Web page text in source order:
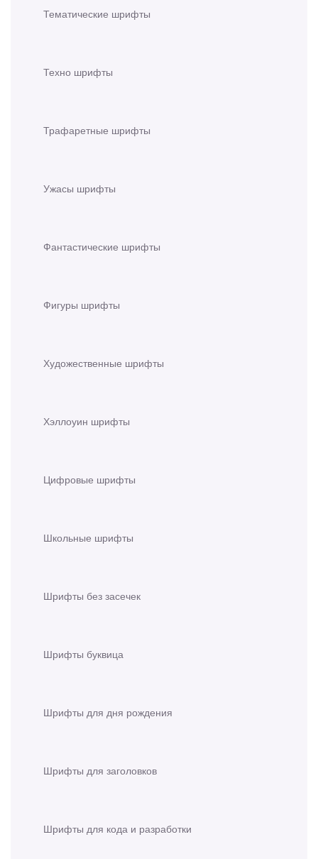
Тематические шрифты
Техно шрифты
Трафаретные шрифты
Ужасы шрифты
Фантастические шрифты
Фигуры шрифты
Художественные шрифты
Хэллоуин шрифты
Цифровые шрифты
Школьные шрифты
Шрифты без засечек
Шрифты буквица
Шрифты для дня рождения
Шрифты для заголовков
Шрифты для кода и разработки